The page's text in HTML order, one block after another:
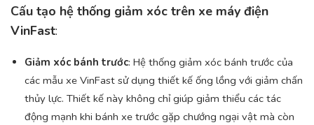
Cấu tạo hệ thống giảm xóc trên xe máy điện
VinFast:
Giảm xóc bánh trước: Hệ thống giảm xóc bánh trước của
các mẫu xe VinFast sử dụng thiết kế ống lồng với giảm chấn
thủy lực. Thiết kế này không chỉ giúp giảm thiểu các tác
động mạnh khi bánh xe trước gặp chướng ngại vật mà còn